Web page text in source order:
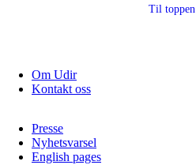
Til toppen
Om Udir
Kontakt oss
Presse
Nyhetsvarsel
English pages